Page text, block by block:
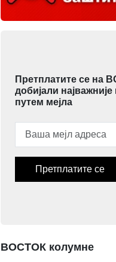
Претплатите се на
добијали
путем мејла
Претплатите се
ВОСТОК колумне